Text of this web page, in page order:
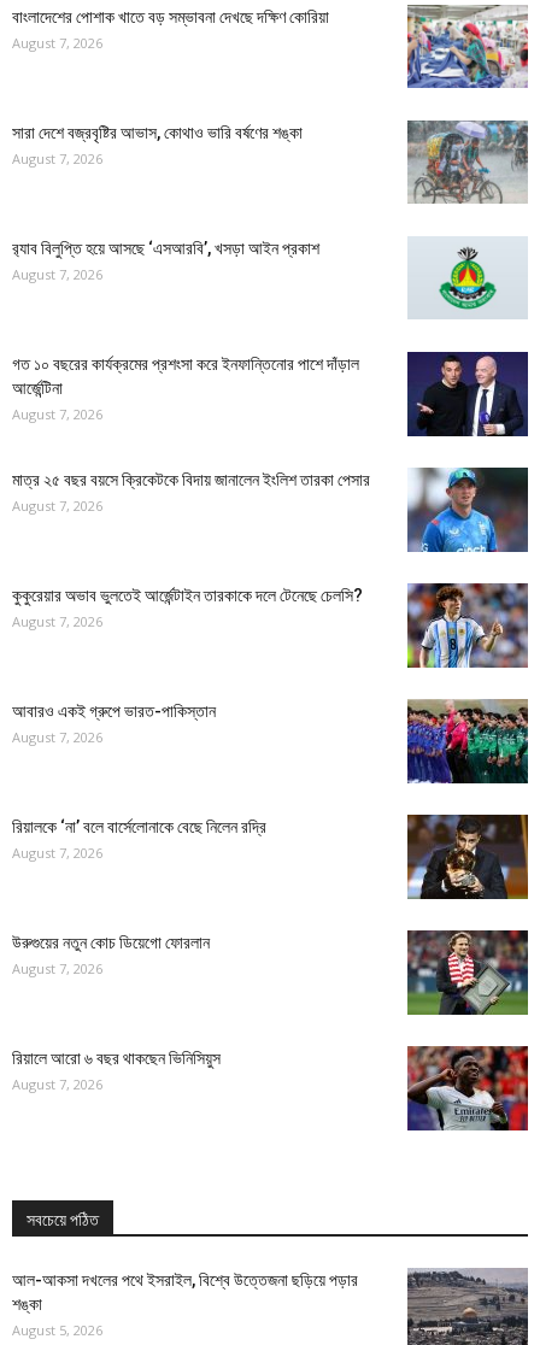
বাংলাদেশের পোশাক খাতে বড় সম্ভাবনা দেখছে দক্ষিণ কোরিয়া
August 7, 2026
সারা দেশে বজ্রবৃষ্টির আভাস, কোথাও ভারি বর্ষণের শঙ্কা
August 7, 2026
র‍্যাব বিলুপ্তি হয়ে আসছে ‘এসআরবি’, খসড়া আইন প্রকাশ
August 7, 2026
গত ১০ বছরের কার্যক্রমের প্রশংসা করে ইনফান্তিনোর পাশে দাঁড়াল
আর্জেন্টিনা
August 7, 2026
মাত্র ২৫ বছর বয়সে ক্রিকেটকে বিদায় জানালেন ইংলিশ তারকা পেসার
August 7, 2026
কুকুরেয়ার অভাব ভুলতেই আর্জেন্টাইন তারকাকে দলে টেনেছে চেলসি?
August 7, 2026
আবারও একই গ্রুপে ভারত-পাকিস্তান
August 7, 2026
রিয়ালকে ‘না’ বলে বার্সেলোনাকে বেছে নিলেন রদ্রি
August 7, 2026
উরুগুয়ের নতুন কোচ ডিয়েগো ফোরলান
August 7, 2026
রিয়ালে আরো ৬ বছর থাকছেন ভিনিসিয়ুস
August 7, 2026
সবচেয়ে পঠিত
আল-আকসা দখলের পথে ইসরাইল, বিশ্বে উত্তেজনা ছড়িয়ে পড়ার
শঙ্কা
August 5, 2026